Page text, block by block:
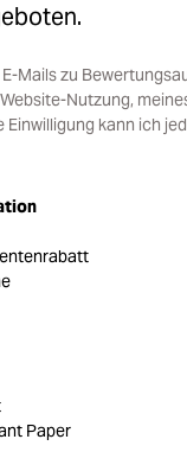
Mails zu
Nutzung,
kann ich
Paper